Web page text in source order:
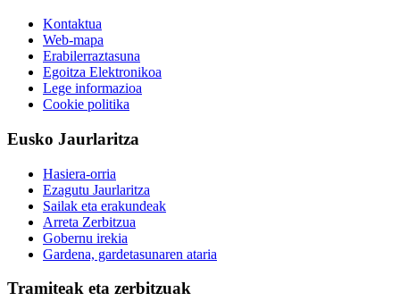
Kontaktua
Web-mapa
Erabilerraztasuna
Egoitza Elektronikoa
Lege informazioa
Cookie politika
Eusko Jaurlaritza
Hasiera-orria
Ezagutu Jaurlaritza
Sailak eta erakundeak
Arreta Zerbitzua
Gobernu irekia
Gardena, gardetasunaren ataria
Tramiteak eta zerbitzuak